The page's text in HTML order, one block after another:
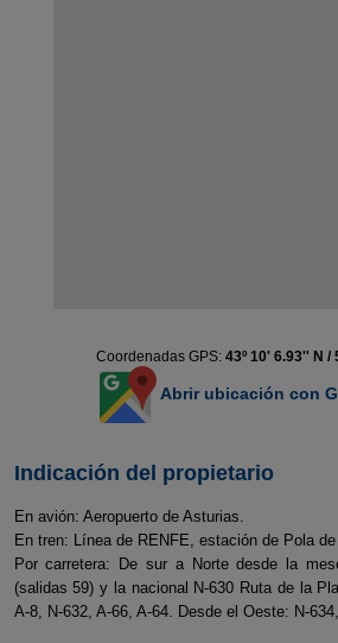
Coordenadas GPS: 43º 10' 6.93'' N /
Abrir ubicación con
Indicación del propietario
En avión: Aeropuerto de Asturias.
En tren: Línea de RENFE, estación de Pola de
Por carretera: De sur a Norte desde la
(salidas 59) y la nacional N-630 Ruta de la
A-8, N-632, A-66, A-64. Desde el Oeste: N-